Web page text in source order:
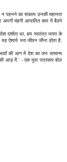
पहनने का संकल्प उनकी महानता
अपनी मंहगी आयातित कार में बैठने
दर्शाता था, हम स्वतंत्र भारत के
भरा जीवन जीना होता है.
की आग में देश का जन सामान्य
की आड़ में.' - एक युवा पत्रकार बोल